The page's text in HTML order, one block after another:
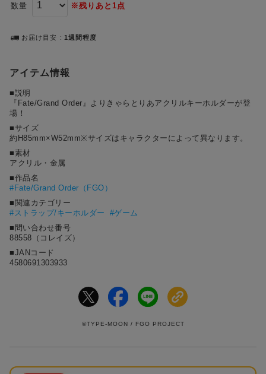
#ハイキュー!!
4位
数量 ※残りあと1点
お届け目安 1週間程度
アイテム情報
■説明
『Fate/Grand Order』よりきゃらとりあアクリルキーホルダーが登
場！
■サイズ
約H85mm×W52mm※サイズはキャラクターによって異なります。
■素材
アクリル・金属
■作品名
#Fate/Grand Order（FGO）
■関連カテゴリー
#ストラップ/キーホルダー
#ゲーム
■問い合わせ番号
88558（コレイズ）
■JANコード
4580691303933
©TYPE-MOON / FGO PROJECT